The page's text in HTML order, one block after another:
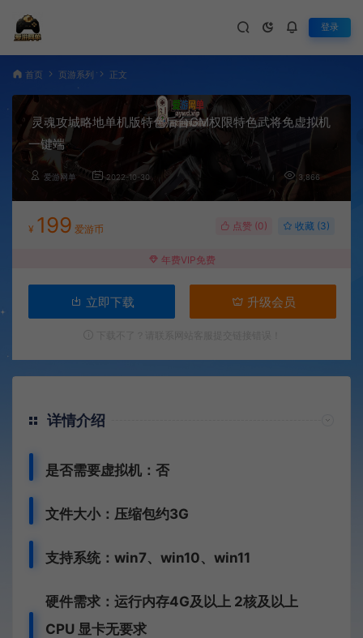
登录
首页 页游系列 正文
灵魂攻城略地单机版特色后台GM权限特色武将免虚拟机
一键端
爱游网单 2022-10-30 3,866
¥ 199 爱游币 点赞 (0) 收藏 (3)
年费VIP免费
立即下载 升级会员
详情介绍
是否需要虚拟机：否
文件大小：压缩包约3G
支持系统：win7、win10、win11
硬件需求：运行内存4G及以上 2核及以上
CPU 显卡无要求